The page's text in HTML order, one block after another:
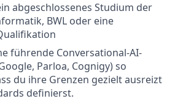
abgeschlossenes Studium der
BWL oder eine
führende Conversational-AI-
Parloa, Cognigy) so
du ihre Grenzen gezielt ausreizt
definierst.